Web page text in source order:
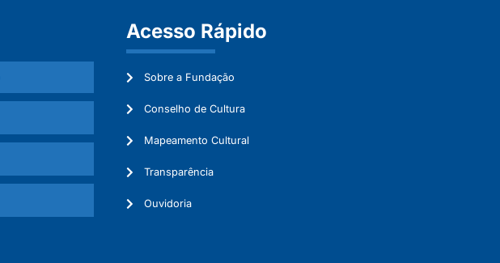
Acesso Rápido
Sobre a Fundação
Conselho de Cultura
Mapeamento Cultural
Transparência
Ouvidoria